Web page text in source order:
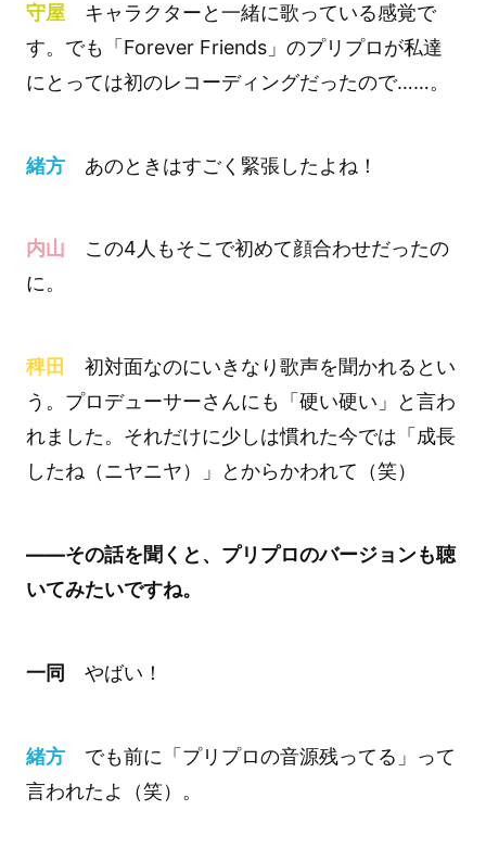
守屋 キャラクターと一緒に歌っている感覚で
す。でも「Forever Friends」のプリプロが私達
にとっては初のレコーディングだったので……。
緒方あのときはすごく緊張したよね！
内山 この4人もそこで初めて顔合わせだったの
に。
稗田
初対面なのにいきなり歌声を聞かれるとい
う。プロデューサーさんにも「硬い硬い」と言わ
れました。それだけに少しは慣れた今では「成長
したね（ニヤニヤ）」とからかわれて（笑）
――その話を聞くと、プリプロのバージョンも聴
いてみたいですね。
一同 やばい！
緒方でも前に「プリプロの音源残ってる」って
言われたよ（笑）。